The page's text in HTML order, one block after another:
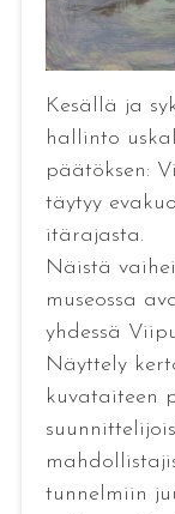
Kesällä ja
hallinto
päätöksen:
täytyy
itärajasta.
Näistä
museossa
yhdessä
Näyttely
kuvataiteen
tunnelmiin